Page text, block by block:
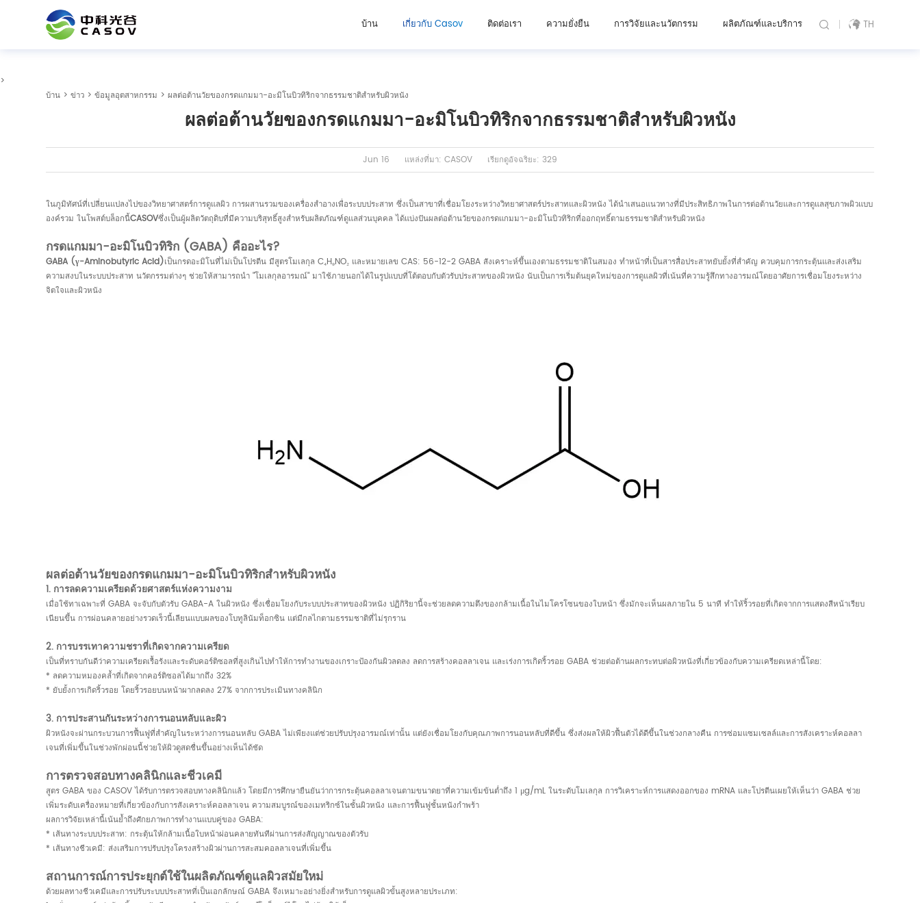
บ้าน เกี่ยวกับ Casov ติดต่อเรา ความยั่งยืน การวิจัยและนวัตกรรม ผลิตภัณฑ์และบริการ TH
>
บ้าน >ข่าว >ข้อมูลอุตสาหกรรม > ผลต่อต้านวัยของกรดแกมมา-อะมิโนบิวทิริกจากธรรมชาติสำหรับผิวหนัง
ผลต่อต้านวัยของกรดแกมมา-อะมิโนบิวทิริกจากธรรมชาติสำหรับผิวหนัง
Jun 16 แหล่งที่มา: CASOV เรียกดูอัจฉริยะ: 329
ในภูมิทัศน์ที่เปลี่ยนแปลงไปของวิทยาศาสตร์การดูแลผิว การผสานรวมของเครื่องสำอางเพื่อระบบประสาท ซึ่งเป็นสาขาที่เชื่อมโยงระหว่างวิทยาศาสตร์ประสาทและผิวหนัง ได้นำเสนอแนวทางที่มีประสิทธิภาพในการต่อต้านวัยและการดูแลสุขภาพผิวแบบ
องค์รวม ในโพสต์บล็อกนี้CASOVซึ่งเป็นผู้ผลิตวัตถุดิบที่มีความบริสุทธิ์สูงสำหรับผลิตภัณฑ์ดูแลส่วนบุคคล ได้แบ่งปันผลต่อต้านวัยของกรดแกมมา-อะมิโนบิวทิริกที่ออกฤทธิ์ตามธรรมชาติสำหรับผิวหนัง
กรดแกมมา-อะมิโนบิวทิริก (GABA) คืออะไร?
GABA (γ-Aminobutyric Acid)เป็นกรดอะมิโนที่ไม่เป็นโปรตีน มีสูตรโมเลกุล C₄H₉NO₂ และหมายเลข CAS: 56-12-2 GABA สังเคราะห์ขึ้นเองตามธรรมชาติในสมอง ทำหน้าที่เป็นสารสื่อประสาทยับยั้งที่สำคัญ ควบคุมการกระตุ้นและส่งเสริม
ความสงบในระบบประสาท นวัตกรรมต่างๆ ช่วยให้สามารถนำ "โมเลกุลอารมณ์" มาใช้ภายนอกได้ในรูปแบบที่โต้ตอบกับตัวรับประสาทของผิวหนัง นับเป็นการเริ่มต้นยุคใหม่ของการดูแลผิวที่เน้นที่ความรู้สึกทางอารมณ์โดยอาศัยการเชื่อมโยงระหว่าง
จิตใจและผิวหนัง
ผลต่อต้านวัยของกรดแกมมา-อะมิโนบิวทิริกสำหรับผิวหนัง
1. การลดความเครียดด้วยศาสตร์แห่งความงาม
เมื่อใช้ทาเฉพาะที่ GABA จะจับกับตัวรับ GABA-A ในผิวหนัง ซึ่งเชื่อมโยงกับระบบประสาทของผิวหนัง ปฏิกิริยานี้จะช่วยลดความตึงของกล้ามเนื้อในไมโครโซนของใบหน้า ซึ่งมักจะเห็นผลภายใน 5 นาที ทำให้ริ้วรอยที่เกิดจากการแสดงสีหน้าเรียบ
เนียนขึ้น การผ่อนคลายอย่างรวดเร็วนี้เลียนแบบผลของโบทูลินัมท็อกซิน แต่มีกลไกตามธรรมชาติที่ไม่รุกราน
2. การบรรเทาความชราที่เกิดจากความเครียด
เป็นที่ทราบกันดีว่าความเครียดเรื้อรังและระดับคอร์ติซอลที่สูงเกินไปทำให้การทำงานของเกราะป้องกันผิวลดลง ลดการสร้างคอลลาเจน และเร่งการเกิดริ้วรอย GABA ช่วยต่อต้านผลกระทบต่อผิวหนังที่เกี่ยวข้องกับความเครียดเหล่านี้โดย:
* ลดความหมองคล้ำที่เกิดจากคอร์ติซอลได้มากถึง 32%
* ยับยั้งการเกิดริ้วรอย โดยริ้วรอยบนหน้าผากลดลง 27% จากการประเมินทางคลินิก
3. การประสานกันระหว่างการนอนหลับและผิว
ผิวหนังจะผ่านกระบวนการฟื้นฟูที่สำคัญในระหว่างการนอนหลับ GABA ไม่เพียงแต่ช่วยปรับปรุงอารมณ์เท่านั้น แต่ยังเชื่อมโยงกับคุณภาพการนอนหลับที่ดีขึ้น ซึ่งส่งผลให้ผิวฟื้นตัวได้ดีขึ้นในช่วงกลางคืน การซ่อมแซมเซลล์และการสังเคราะห์คอลลา
เจนที่เพิ่มขึ้นในช่วงพักผ่อนนี้ช่วยให้ผิวดูสดชื่นขึ้นอย่างเห็นได้ชัด
การตรวจสอบทางคลินิกและชีวเคมี
สูตร GABA ของ CASOV ได้รับการตรวจสอบทางคลินิกแล้ว โดยมีการศึกษายืนยันว่าการกระตุ้นคอลลาเจนตามขนาดยาที่ความเข้มข้นต่ำถึง 1 μg/mL ในระดับโมเลกุล การวิเคราะห์การแสดงออกของ mRNA และโปรตีนเผยให้เห็นว่า GABA ช่วย
เพิ่มระดับเครื่องหมายที่เกี่ยวข้องกับการสังเคราะห์คอลลาเจน ความสมบูรณ์ของเมทริกซ์ในชั้นผิวหนัง และการฟื้นฟูชั้นหนังกำพร้า
ผลการวิจัยเหล่านี้เน้นย้ำถึงศักยภาพการทำงานแบบคู่ของ GABA:
* เส้นทางระบบประสาท: กระตุ้นให้กล้ามเนื้อใบหน้าผ่อนคลายทันทีผ่านการส่งสัญญาณของตัวรับ
* เส้นทางชีวเคมี: ส่งเสริมการปรับปรุงโครงสร้างผิวผ่านการสะสมคอลลาเจนที่เพิ่มขึ้น
สถานการณ์การประยุกต์ใช้ในผลิตภัณฑ์ดูแลผิวสมัยใหม่
ด้วยผลทางชีวเคมีและการปรับระบบประสาทที่เป็นเอกลักษณ์ GABA จึงเหมาะอย่างยิ่งสำหรับการดูแลผิวขั้นสูงหลายประเภท: